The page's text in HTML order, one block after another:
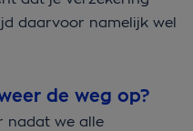
daarvoor namelijk wel
de weg op?
nadat we alle